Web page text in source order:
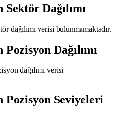
Sektör Dağılımı
dağılımı verisi bulunmamaktadır.
Pozisyon Dağılımı
dağılımı verisi
Pozisyon Seviyeleri